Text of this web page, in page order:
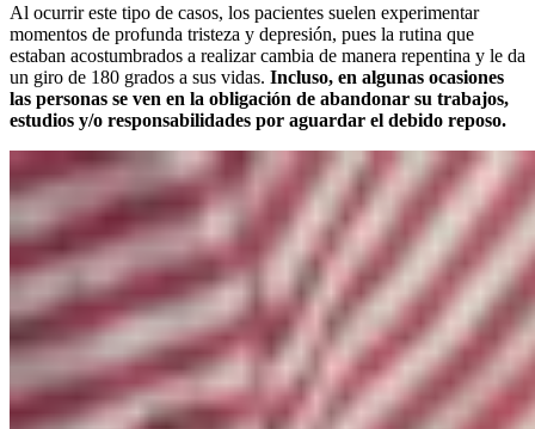
Al ocurrir este tipo de casos, los pacientes suelen experimentar
momentos de profunda tristeza y depresión, pues la rutina que
estaban acostumbrados a realizar cambia de manera repentina y le da
un giro de 180 grados a sus vidas. Incluso, en algunas ocasiones
las personas se ven en la obligación de abandonar su trabajos,
estudios y/o responsabilidades por aguardar el debido reposo.